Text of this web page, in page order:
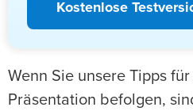
Kostenlose
Wenn Sie unsere Tipps
Präsentation befolgen,